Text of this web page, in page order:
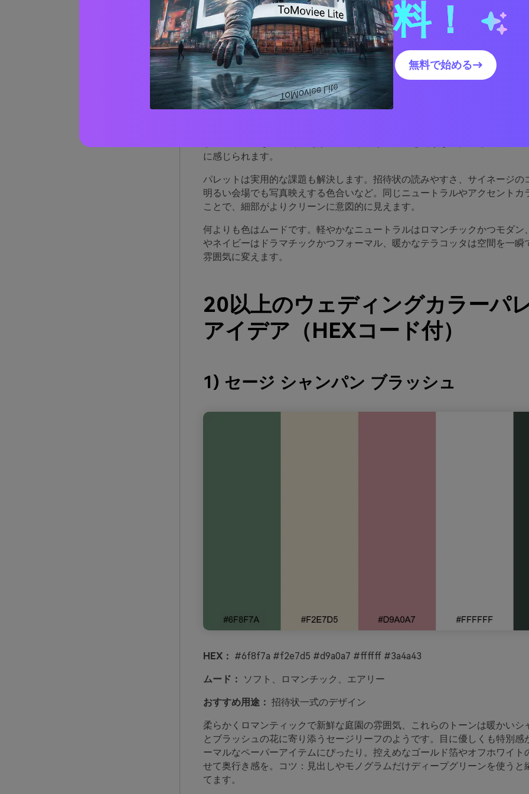
なぜウェディングパレットがこ
効果的なのか
に感じられます。
パレットは実用的な課題も解決します。招待状の読みやすさ、サイネージの
明るい会場でも写真映えする色合いなど。同じニュートラルやアクセントカ
ことで、細部がよりクリーンに意図的に見えます。
何よりも色はムードです。軽やかなニュートラルはロマンチックかつモダン
やネイビーはドラマチックかつフォーマル、暖かなテラコッタは空間を一瞬
雰囲気に変えます。
20以上のウェディングカラーパ
アイデア（HEXコード付）
1) セージ シャンパン ブラッシュ
HEX： #6f8f7a #f2e7d5 #d9a0a7 #ffffff #3a4a43
ムード： ソフト、ロマンチック、エアリー
おすすめ用途： 招待状一式のデザイン
柔らかくロマンティックで新鮮な庭園の雰囲気、これらのトーンは暖かいシ
とブラッシュの花に寄り添うセージリーフのようです。目に優しくも特別感
ーマルなペーパーアイテムにぴったり。控えめなゴールド箔やオフホワイト
せて奥行き感を。コツ：見出しやモノグラムだけディープグリーンを使うと
てます。
料！
無料で始める→